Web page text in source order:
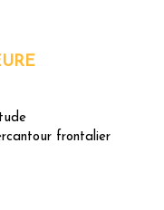
frontalier